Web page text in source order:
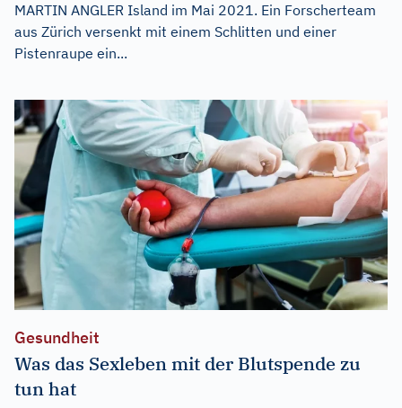
MARTIN ANGLER Island im Mai 2021. Ein Forscherteam
aus Zürich versenkt mit einem Schlitten und einer
Pistenraupe ein...
Gesundheit
Was das Sexleben mit der Blutspende zu
tun hat